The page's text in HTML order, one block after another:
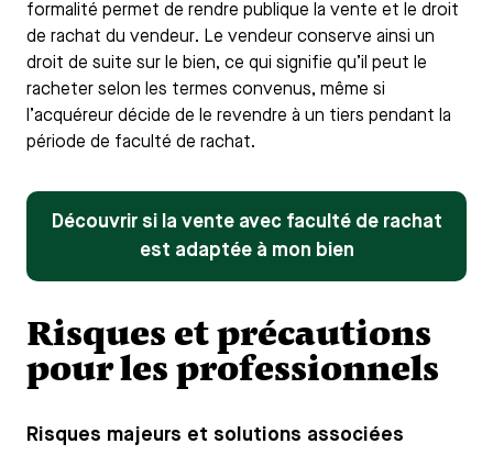
formalité permet de rendre publique la vente et le droit
de rachat du vendeur. Le vendeur conserve ainsi un
droit de suite sur le bien, ce qui signifie qu’il peut le
racheter selon les termes convenus, même si
l’acquéreur décide de le revendre à un tiers pendant la
période de faculté de rachat.
Découvrir si la vente avec faculté de rachat
est adaptée à mon bien
Risques et précautions
pour les professionnels
Risques majeurs et solutions associées